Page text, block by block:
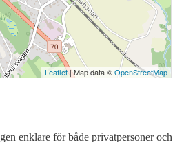
Leaflet| Map data ©OpenStreetMap
enklare för både privatpersoner och